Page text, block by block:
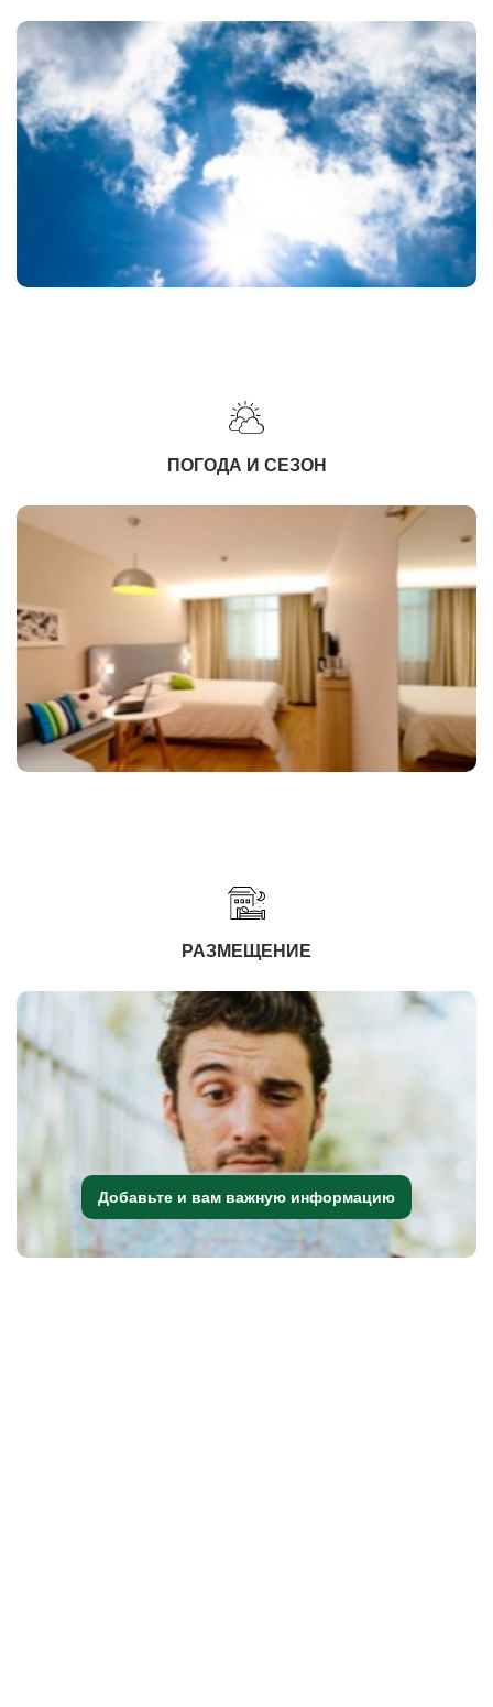
ПОГОДА И СЕЗОН
РАЗМЕЩЕНИЕ
Добавьте и вам важную информацию